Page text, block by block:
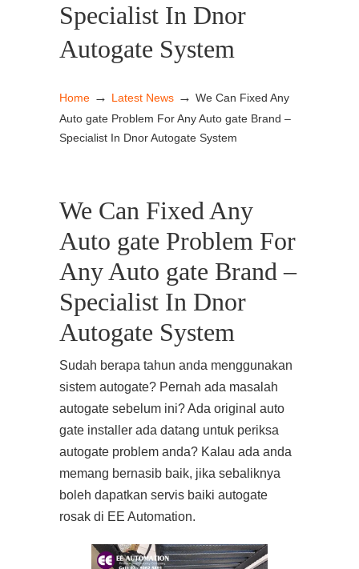
Specialist In Dnor
Autogate System
Home → Latest News → We Can Fixed Any
Auto gate Problem For Any Auto gate Brand –
Specialist In Dnor Autogate System
We Can Fixed Any
Auto gate Problem For
Any Auto gate Brand –
Specialist In Dnor
Autogate System
Sudah berapa tahun anda menggunakan
sistem autogate? Pernah ada masalah
autogate sebelum ini? Ada original auto
gate installer ada datang untuk periksa
autogate problem anda? Kalau ada anda
memang bernasib baik, jika sebaliknya
boleh dapatkan servis baiki autogate
rosak di EE Automation.